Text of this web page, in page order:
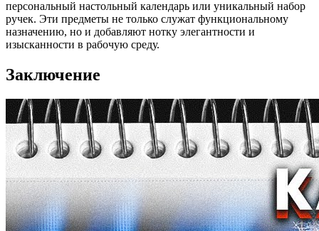
персональный настольный календарь или уникальный набор
ручек. Эти предметы не только служат функциональному
назначению, но и добавляют нотку элегантности и
изысканности в рабочую среду.
Заключение